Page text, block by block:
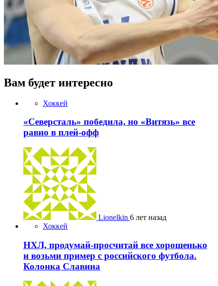
Вам будет интересно
Хоккей
«Северсталь» победила, но «Витязь» все
равно в плей-офф
Lionelkin 6 лет назад
Хоккей
НХЛ, продумай-просчитай все хорошенько
и возьми пример с российского футбола.
Колонка Славина